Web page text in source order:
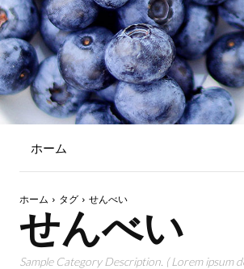
ホーム
ホーム タグ せんべい
せんべい
Sample Category Description. ( Lorem ipsum